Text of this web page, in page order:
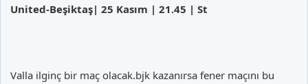
United-Beşiktaş| 25 Kasım | 21.45 | St
Valla ilginç bir maç olacak.bjk kazanırsa fener maçını bu